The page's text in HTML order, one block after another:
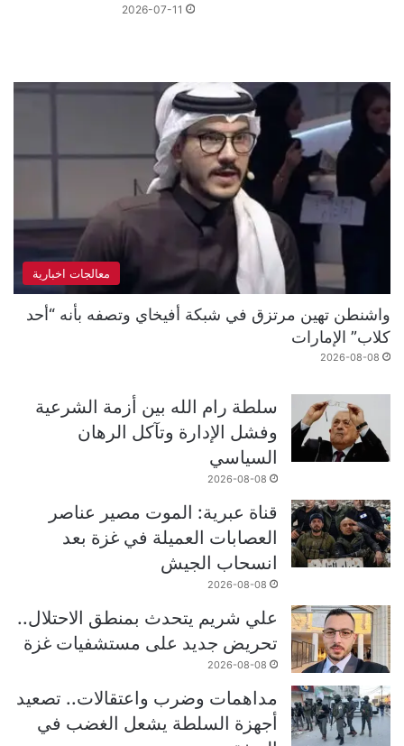
2026-07-11
معالجات اخبارية
واشنطن تهين مرتزق في شبكة أفيخاي وتصفه بأنه “أحد
كلاب” الإمارات
2026-08-08
سلطة رام الله بين أزمة الشرعية
وفشل الإدارة وتآكل الرهان
السياسي
2026-08-08
قناة عبرية: الموت مصير عناصر
العصابات العميلة في غزة بعد
انسحاب الجيش
2026-08-08
علي شريم يتحدث بمنطق الاحتلال..
تحريض جديد على مستشفيات غزة
2026-08-08
مداهمات وضرب واعتقالات.. تصعيد
أجهزة السلطة يشعل الغضب في